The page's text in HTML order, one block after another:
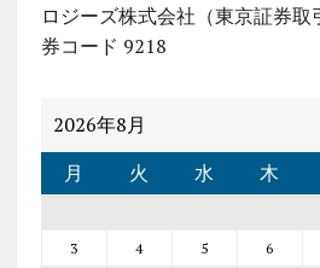
ロジーズ株式会社（東京証券
券コード 9218
2026年8月
月
火 水 木
3
4 5 6